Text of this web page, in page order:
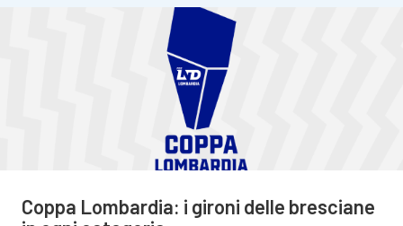
Coppa Lombardia: i gironi delle bresciane